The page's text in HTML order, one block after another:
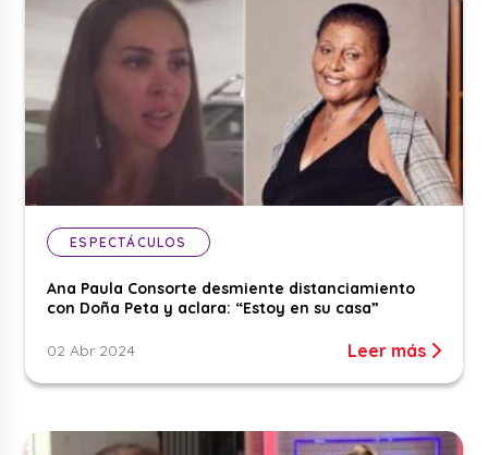
ESPECTÁCULOS
Ana Paula Consorte desmiente distanciamiento
con Doña Peta y aclara: “Estoy en su casa”
02 Abr 2024 Leer más